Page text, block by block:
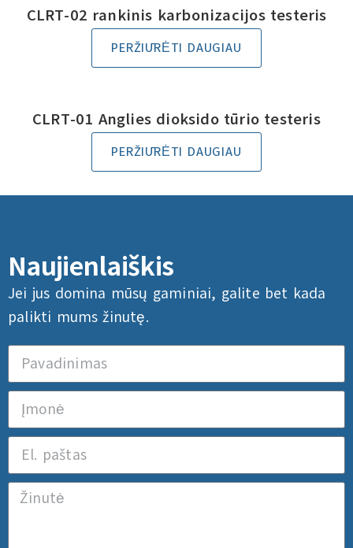
CLRT-02 rankinis karbonizacijos testeris
PERŽIŪRĖTI DAUGIAU
CLRT-01 Anglies dioksido tūrio testeris
PERŽIŪRĖTI DAUGIAU
Naujienlaiškis
Jei jus domina mūsų gaminiai, galite bet kada
palikti mums žinutę.